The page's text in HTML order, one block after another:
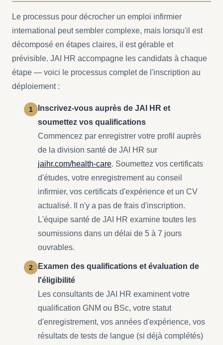
Le processus pour décrocher un emploi infirmier
international peut sembler complexe, mais lorsqu'il est
décomposé en étapes claires, il est gérable et
prévisible. JAI HR accompagne les candidats à chaque
étape — voici le processus complet de l'inscription au
déploiement :
Inscrivez-vous auprès de JAI HR et
soumettez vos qualifications
Commencez par enregistrer votre profil auprès
de la division santé de JAI HR sur
jaihr.com/health-care. Soumettez vos certificats
d'études, votre enregistrement au conseil
infirmier, vos certificats d'expérience et un CV
actualisé. Il n'y a pas de frais d'inscription.
L'équipe santé de JAI HR examine toutes les
soumissions dans un délai de 5 à 7 jours
ouvrables.
Examen des qualifications et évaluation de
l'éligibilité
Les consultants de JAI HR examinent votre
qualification GNM ou BSc, votre statut
d'enregistrement, vos années d'expérience, vos
résultats de tests de langue (si déjà complétés)